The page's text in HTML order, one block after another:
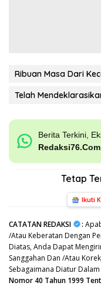
Ribuan Masa Dari
Telah
Berita Terkini,
Redaksi76.Com
Tetap
Ikuti
CATATAN REDAKSI :
/Atau Keberatan Dengan
Diatas, Anda Dapat
Sanggahan Dan /Atau
Sebagaimana Diatur Dalam
Nomor 40 Tahun 1999